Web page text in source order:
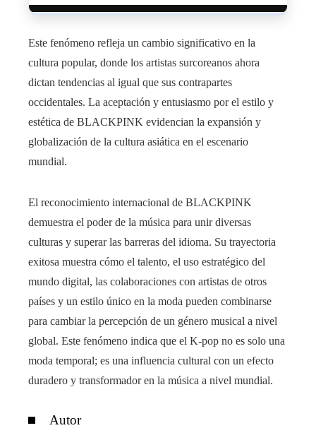
Este fenómeno refleja un cambio significativo en la
cultura popular, donde los artistas surcoreanos ahora
dictan tendencias al igual que sus contrapartes
occidentales. La aceptación y entusiasmo por el estilo y
estética de BLACKPINK evidencian la expansión y
globalización de la cultura asiática en el escenario
mundial.
El reconocimiento internacional de BLACKPINK
demuestra el poder de la música para unir diversas
culturas y superar las barreras del idioma. Su trayectoria
exitosa muestra cómo el talento, el uso estratégico del
mundo digital, las colaboraciones con artistas de otros
países y un estilo único en la moda pueden combinarse
para cambiar la percepción de un género musical a nivel
global. Este fenómeno indica que el K-pop no es solo una
moda temporal; es una influencia cultural con un efecto
duradero y transformador en la música a nivel mundial.
Autor